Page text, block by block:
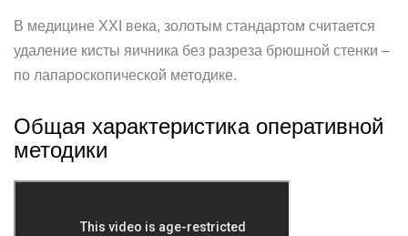
В медицине XXI века, золотым стандартом считается
удаление кисты яичника без разреза брюшной стенки –
по лапароскопической методике.
Общая характеристика оперативной
методики